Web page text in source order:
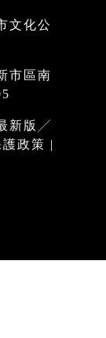
文化公
市區南
新版╱
護政策 |